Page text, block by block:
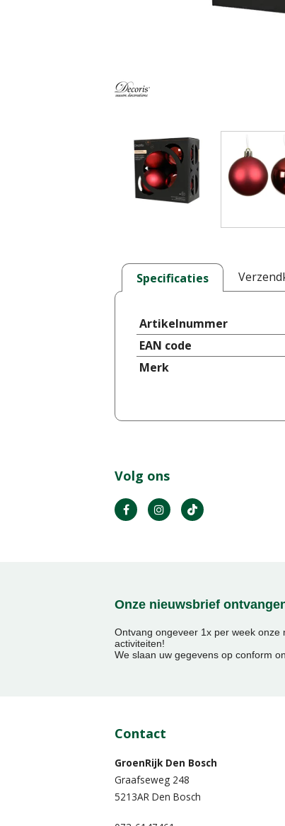
Specificaties
Artikelnummer
EAN code
Merk
Volg ons
Onze nieuwsbrief
Ontvang ongeveer 1x per week onze
activiteiten!
We slaan uw gegevens op conform
Contact
GroenRijk Den Bosch
Graafseweg 248
5213AR Den Bosch